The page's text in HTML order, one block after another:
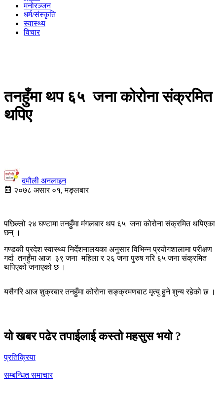
मनोरञ्जन
धर्म/संस्कृति
स्वास्थ्य
विचार
तनहुँमा थप ६५ जना कोरोना संक्रमित
थपिए
दमौली अनलाइन
२०७८ असार ०१, मङ्लबार
पछिल्लो २४ घण्टामा तनहुँमा मंगलबार थप ६५ जना कोरोना संक्रमित थपिएका
छन् ।
गण्डकी प्रदेश स्वास्थ्य निर्देशनालयका अनुसार विभिन्न प्रयोगशालामा परीक्षण
गर्दा तनहुँमा आज ३९ जना महिला र २६ जना पुरुष गरि ६५ जना संक्रमित
थपिएको जनाएको छ ।
यसैगरि आज शुक्रबार तनहुँमा कोरोना सङ्क्रमणबाट मृत्यु हुने शुन्य रहेको छ ।
यो खबर पढेर तपाईलाई कस्तो महसुस भयो ?
प्रतिक्रिया
सम्बन्धित समाचार